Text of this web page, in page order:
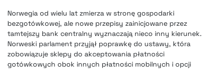
FINTEK EXTRA
OKIEM EKSPERTA
Norwegia od wielu lat zmierza w stronę gospodarki
bezgotówkowej, ale nowe przepisy zainicjowane przez
tamtejszy bank centralny wyznaczają nieco inny kierunek.
Norweski parlament przyjął poprawkę do ustawy, która
zobowiązuje sklepy do akceptowania płatności
gotówkowych obok innych płatności mobilnych i opcji